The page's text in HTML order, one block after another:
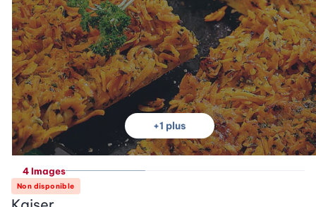
+1 plus
4 Images
Non disponible